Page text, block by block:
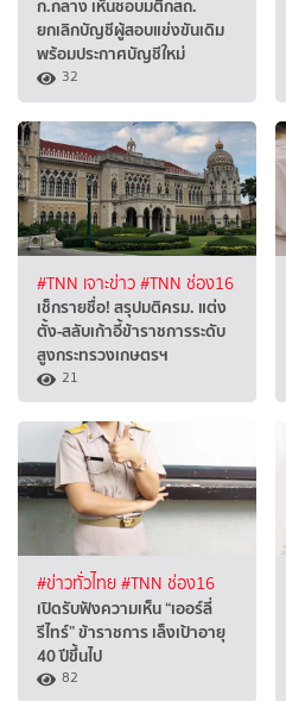
ก.กลาง เห็นชอบมติกสถ.
ยกเลิกบัญชีผู้สอบแข่งขันเดิม
พร้อมประกาศบัญชีใหม่
32
#TNN เจาะข่าว#TNN ช่อง16
เช็กรายชื่อ! สรุปมติครม. แต่ง
ตั้ง-สลับเก้าอี้ข้าราชการระดับ
สูงกระทรวงเกษตรฯ
21
#ข่าวทั่วไทย#TNN ช่อง16
เปิดรับฟังความเห็น “เออร์ลี่
รีไทร์” ข้าราชการ เล็งเป้าอายุ
40 ปีขึ้นไป
82